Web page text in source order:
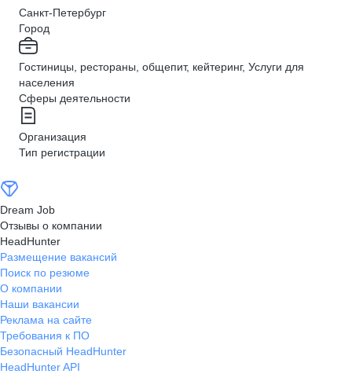
Санкт-Петербург
Город
Гостиницы, рестораны, общепит, кейтеринг, Услуги для
населения
Сферы деятельности
Организация
Тип регистрации
Dream Job
Отзывы о компании
HeadHunter
Размещение вакансий
Поиск по резюме
О компании
Наши вакансии
Реклама на сайте
Требования к ПО
Безопасный HeadHunter
HeadHunter API